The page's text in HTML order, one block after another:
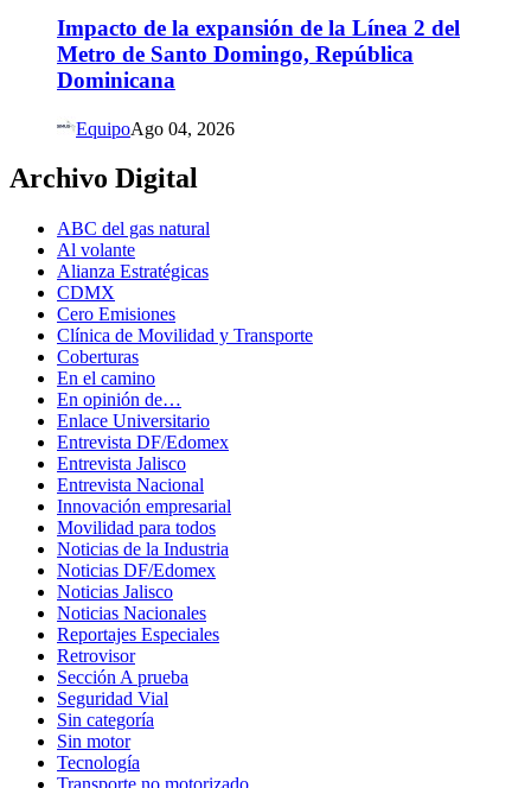
Impacto de la expansión de la Línea 2 del
Metro de Santo Domingo, República
Dominicana
EquipoAgo 04, 2026
Archivo Digital
ABC del gas natural
Al volante
Alianza Estratégicas
CDMX
Cero Emisiones
Clínica de Movilidad y Transporte
Coberturas
En el camino
En opinión de…
Enlace Universitario
Entrevista DF/Edomex
Entrevista Jalisco
Entrevista Nacional
Innovación empresarial
Movilidad para todos
Noticias de la Industria
Noticias DF/Edomex
Noticias Jalisco
Noticias Nacionales
Reportajes Especiales
Retrovisor
Sección A prueba
Seguridad Vial
Sin categoría
Sin motor
Tecnología